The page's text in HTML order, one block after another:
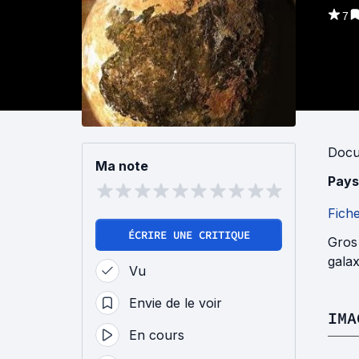
7
Ma note
ÉCRIRE UNE CRITIQUE
Vu
Envie de le voir
En cours